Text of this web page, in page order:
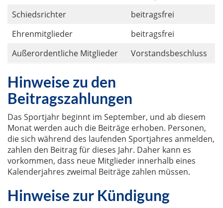
Schiedsrichter
beitragsfrei
Ehrenmitglieder
beitragsfrei
Außerordentliche Mitglieder
Vorstandsbeschluss
Hinweise zu den
Beitragszahlungen
Das Sportjahr beginnt im September, und ab diesem
Monat werden auch die Beiträge erhoben. Personen,
die sich während des laufenden Sportjahres anmelden,
zahlen den Beitrag für dieses Jahr. Daher kann es
vorkommen, dass neue Mitglieder innerhalb eines
Kalenderjahres zweimal Beiträge zahlen müssen.
Hinweise zur Kündigung